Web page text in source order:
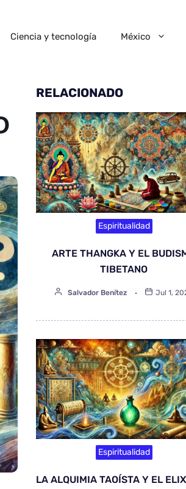
Ciencia y tecnología México
RELACIONADO
Espiritualidad
ARTE THANGKA Y EL
TIBETANO
Salvador Benítez Jul 1,
Espiritualidad
LA ALQUIMIA TAOÍSTA Y EL